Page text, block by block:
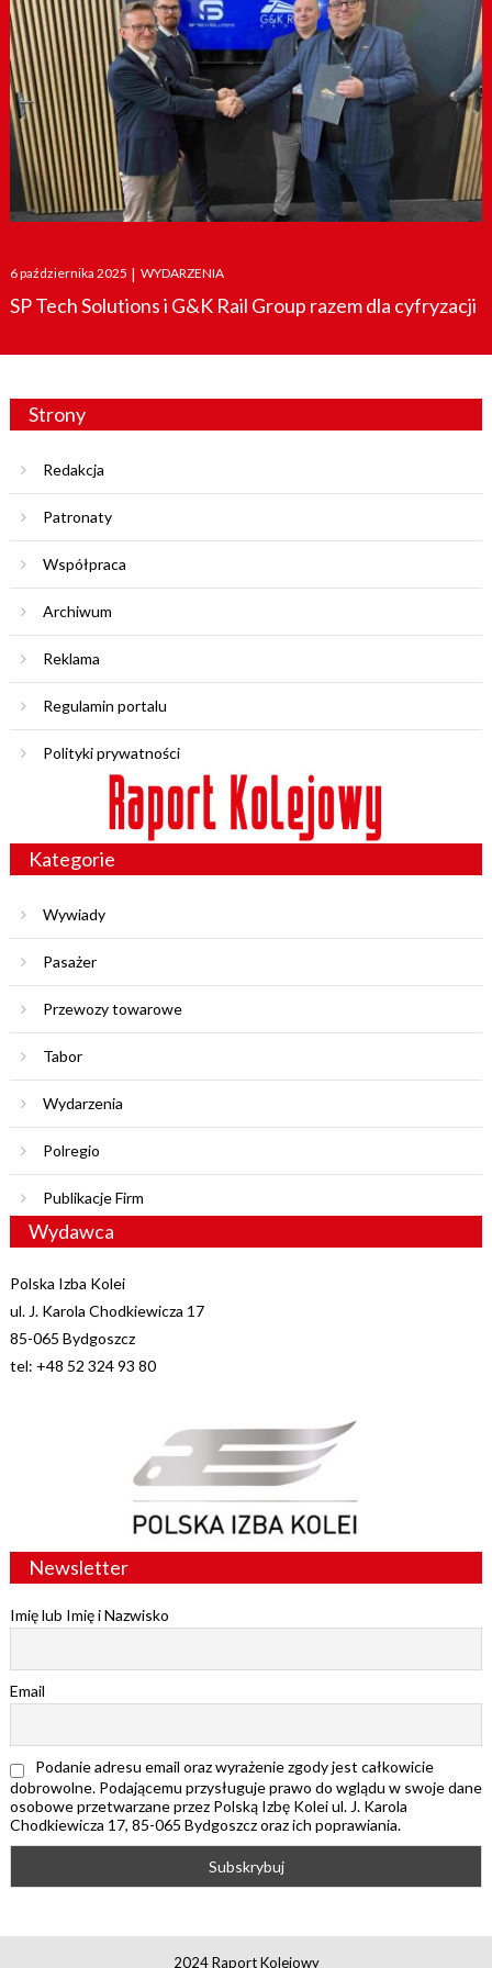
Posted
on
6 października 2025 | WYDARZENIA
SP Tech Solutions i G&K Rail Group razem dla cyfryzacji
Strony
Redakcja
Patronaty
Współpraca
Archiwum
Reklama
Regulamin portalu
Polityki prywatności
Kategorie
Wywiady
Pasażer
Przewozy towarowe
Tabor
Wydarzenia
Polregio
Publikacje Firm
Wydawca
Polska Izba Kolei
ul. J. Karola Chodkiewicza 17
85-065 Bydgoszcz
tel: +48 52 324 93 80
Newsletter
Imię lub Imię i Nazwisko
Email
Podanie adresu email oraz wyrażenie zgody jest całkowicie
dobrowolne. Podającemu przysługuje prawo do wglądu w swoje dane
osobowe przetwarzane przez Polską Izbę Kolei ul. J. Karola
Chodkiewicza 17, 85-065 Bydgoszcz oraz ich poprawiania.
2024 Raport Kolejowy